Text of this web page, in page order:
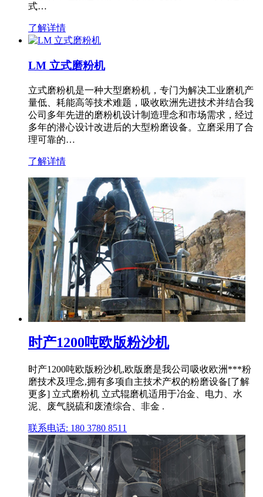
式…
了解详情
LM 立式磨粉机
立式磨粉机是一种大型磨粉机，专门为解决工业磨机产
量低、耗能高等技术难题，吸收欧洲先进技术并结合我
公司多年先进的磨粉机设计制造理念和市场需求，经过
多年的潜心设计改进后的大型粉磨设备。立磨采用了合
理可靠的…
了解详情
时产1200吨欧版粉沙机
时产1200吨欧版粉沙机,欧版磨是我公司吸收欧洲***粉
磨技术及理念,拥有多项自主技术产权的粉磨设备[了解
更多] 立式磨粉机 立式辊磨机适用于冶金、电力、水
泥、废气脱硫和废渣综合、非金 .
联系电话: 180 3780 8511